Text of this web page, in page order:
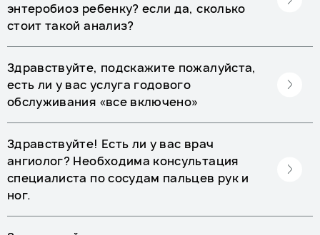
энтеробиоз ребенку? если да, сколько
стоит такой анализ?
Здравствуйте, подскажите пожалуйста,
есть ли у вас услуга годового
обслуживания «все включено»
Здравствуйте! Есть ли у вас врач
ангиолог? Необходима консультация
специалиста по сосудам пальцев рук и
ног.